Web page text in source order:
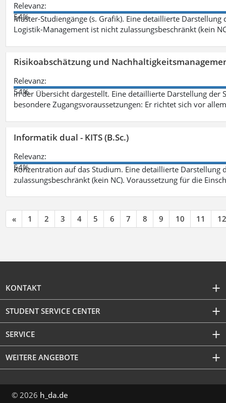
Relevanz:
54%
Master-Studiengänge (s. Grafik). Eine detaillierte
Logistik-Management ist nicht zulassungsbeschränkt (kein
Risikoabschätzung und
Relevanz:
54%
in der Übersicht dargestellt. Eine detaillierte Darstellung der
besondere Zugangsvoraussetzungen: Er richtet sich vor
Informatik dual - KITS (B.Sc.)
Relevanz:
54%
Konzentration auf das Studium. Eine detaillierte
zulassungsbeschränkt (kein NC). Voraussetzung für die
« 1 2 3 4 5 6 7 8 9 10 11 12
KONTAKT
STUDENT SERVICE CENTER
SERVICE
WEITERE ANGEBOTE
© 2026 h_da.de